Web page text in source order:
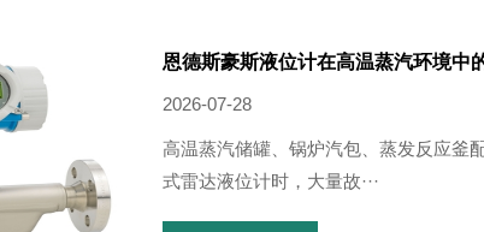
恩德斯豪斯液位计在高温蒸汽环境中
2026-07-28
高温蒸汽储罐、锅炉汽包、蒸发反应釜
式雷达液位计时，大量故···